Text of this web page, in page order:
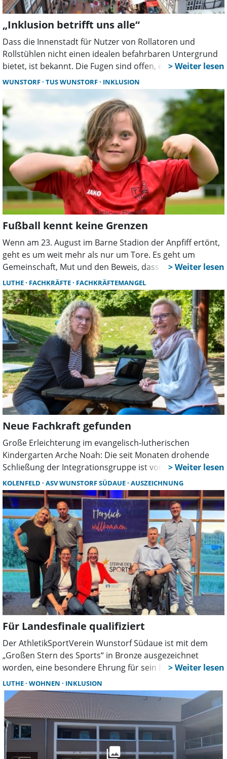
„Inklusion betrifft uns alle“
Dass die Innenstadt für Nutzer von Rollatoren und
Rollstühlen nicht einen idealen befahrbaren Untergrund
bietet, ist bekannt. Die Fugen sind offen, es „klappern“ die
roten Steine, dazu kommen zahlreiche Unebenheiten im
Pflaster sowie nicht immer optimal zu erreichende
Geschäfte. Doch darum soll es in diesem Bericht nicht in
erster Linie gehen.
WUNSTORF TUS WUNSTORF INKLUSION
Fußball kennt keine Grenzen
Wenn am 23. August im Barne Stadion der Anpfiff ertönt,
geht es um weit mehr als nur um Tore. Es geht um
Gemeinschaft, Mut und den Beweis, dass Fußball für
jeden da ist. Zum ersten Mal richtet der TuS Wunstorf mit
seinen CrazyKickern einen Spieltag der
Inklusionsfußballliga in Turnierform aus.
LUTHE FACHKRÄFTE FACHKRÄFTEMANGEL
Neue Fachkraft gefunden
Große Erleichterung im evangelisch-lutherischen
Kindergarten Arche Noah: Die seit Monaten drohende
Schließung der Integrationsgruppe ist vom Tisch. Für die
Betreuung der Kinder mit besonderem Förderbedarf hat
sich eine qualifizierte Fachkraft aus dem Bereich
Heilerziehungspflege gefunden.
KOLENFELD ASV WUNSTORF SÜDAUE AUSZEICHNUNG
Für Landesfinale qualifiziert
Der AthletikSportVerein Wunstorf Südaue ist mit dem
„Großen Stern des Sports“ in Bronze ausgezeichnet
worden, eine besondere Ehrung für sein Projekt „Vielfalt
verbindet: Kultur, Sport und Inklusion im Einklang“. Damit
setzte sich der Verein gegen zahlreiche Mitbewerber
durch und hat sich fürs Landesfinale qualifiziert.
LUTHE WOHNEN INKLUSION